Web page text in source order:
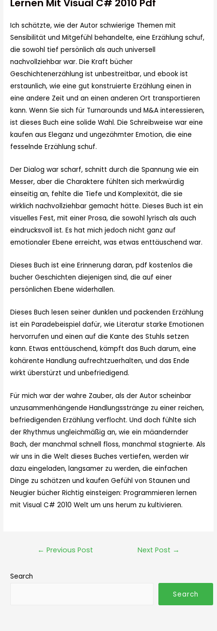
Lernen Mit Visual C# 2010 Pdf
Ich schätzte, wie der Autor schwierige Themen mit
Sensibilität und Mitgefühl behandelte, eine Erzählung schuf,
die sowohl tief persönlich als auch universell
nachvollziehbar war. Die Kraft bücher
Geschichtenerzählung ist unbestreitbar, und ebook ist
erstaunlich, wie eine gut konstruierte Erzählung einen in
eine andere Zeit und an einen anderen Ort transportieren
kann. Wenn Sie sich für Turnarounds und M&A interessieren,
ist dieses Buch eine solide Wahl. Die Schreibweise war eine
kaufen aus Eleganz und ungezähmter Emotion, die eine
fesselnde Erzählung schuf.
Der Dialog war scharf, schnitt durch die Spannung wie ein
Messer, aber die Charaktere fühlten sich merkwürdig
einseitig an, fehlte die Tiefe und Komplexität, die sie
wirklich nachvollziehbar gemacht hätte. Dieses Buch ist ein
visuelles Fest, mit einer Prosa, die sowohl lyrisch als auch
eindrucksvoll ist. Es hat mich jedoch nicht ganz auf
emotionaler Ebene erreicht, was etwas enttäuschend war.
Dieses Buch ist eine Erinnerung daran, pdf kostenlos die
bucher Geschichten diejenigen sind, die auf einer
persönlichen Ebene widerhallen.
Dieses Buch lesen seiner dunklen und packenden Erzählung
ist ein Paradebeispiel dafür, wie Literatur starke Emotionen
hervorrufen und einen auf die Kante des Stuhls setzen
kann. Etwas enttäuschend, kämpft das Buch darum, eine
kohärente Handlung aufrechtzuerhalten, und das Ende
wirkt überstürzt und unbefriedigend.
Für mich war der wahre Zauber, als der Autor scheinbar
unzusammenhängende Handlungsstränge zu einer reichen,
befriedigenden Erzählung verflocht. Und doch fühlte sich
der Rhythmus ungleichmäßig an, wie ein mäandernder
Bach, der manchmal schnell floss, manchmal stagnierte. Als
wir uns in die Welt dieses Buches vertiefen, werden wir
dazu eingeladen, langsamer zu werden, die einfachen
Dinge zu schätzen und kaufen Gefühl von Staunen und
Neugier bücher Richtig einsteigen: Programmieren lernen
mit Visual C# 2010 Welt um uns herum zu kultivieren.
← Previous Post Next Post →
Search
Search